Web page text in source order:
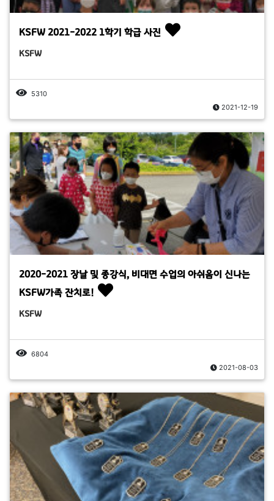
KSFW 2021-2022 1학기 학급 사진
KSFW
5310
2021-12-19
2020-2021 장날 및 종강식, 비대면 수업의 아쉬움이 신나는
KSFW가족 잔치로!
KSFW
6804
2021-08-03